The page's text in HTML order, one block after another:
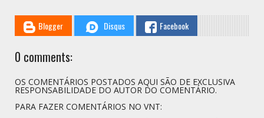
Blogger Disqus Facebook
0 comments:
OS COMENTÁRIOS POSTADOS AQUI SÃO DE EXCLUSIVA
RESPONSABILIDADE DO AUTOR DO COMENTÁRIO.
PARA FAZER COMENTÁRIOS NO VNT: